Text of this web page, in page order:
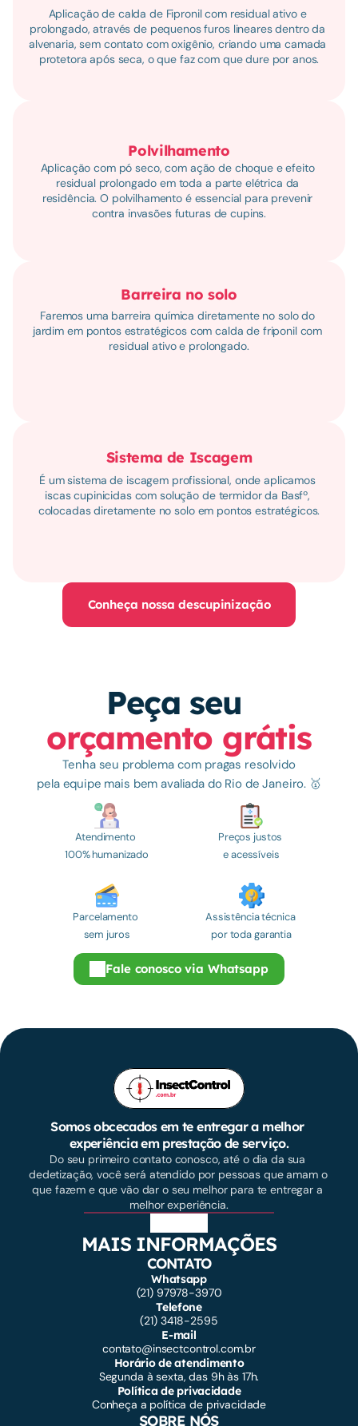
Aplicação de calda de Fipronil com residual ativo e
prolongado, através de pequenos furos lineares dentro da
alvenaria, sem contato com oxigênio, criando uma camada
protetora após seca, o que faz com que dure por anos.
Polvilhamento
Aplicação com pó seco, com ação de choque e efeito
residual prolongado em toda a parte elétrica da
residência. O polvilhamento é essencial para prevenir
contra invasões futuras de cupins.
Barreira no solo
Faremos uma barreira química diretamente no solo do
jardim em pontos estratégicos com calda de friponil com
residual ativo e prolongado.
Sistema de Iscagem
É um sistema de iscagem profissional, onde aplicamos
iscas cupinicidas com solução de termidor da Basfº,
colocadas diretamente no solo em pontos estratégicos.
Conheça nossa descupinização
orçamento grátis
Tenha seu problema com pragas resolvido
pela equipe mais bem avaliada do Rio de Janeiro. 🥇
Atendimento
100% humanizado
Preços justos
e acessíveis
Parcelamento
sem juros
Assistência técnica
por toda garantia
Fale conosco via Whatsapp
Somos obcecados em te entregar a melhor
experiência em prestação de serviço.
Do seu primeiro contato conosco, até o dia da sua
dedetização, você será atendido por pessoas que amam o
que fazem e que vão dar o seu melhor para te entregar a
melhor experiência.
MAIS INFORMAÇÕES
CONTATO
Whatsapp
(21) 97978-3970
Telefone
(21) 3418-2595
E-mail
contato@insectcontrol.com.br
Horário de atendimento
Segunda à sexta, das 9h às 17h.
Política de privacidade
Conheça a política de privacidade
SOBRE NÓS